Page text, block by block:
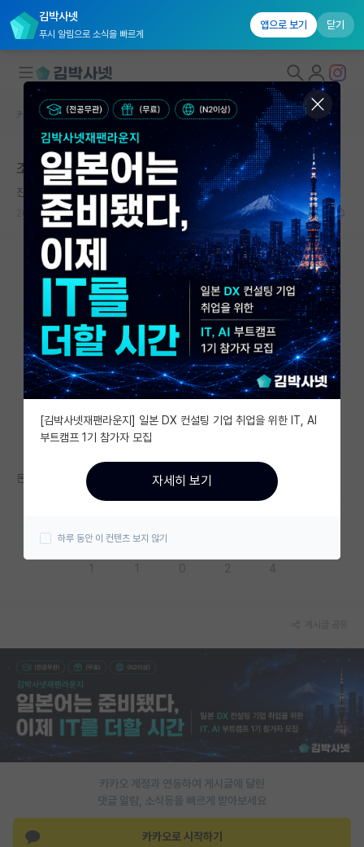
김박사넷
푸시 알림으로 소식을 빠르게
앱으로 보기 닫기
대학원생 모집
국내대학원 정보
연구실&오픈랩
커뮤니티
커뮤니티 홈
전체글보기
베스트 게시판
IF 명예의전당
자유 게시판(아무개랩)
미국 유학 게시판
미국 대학원 합격 후기 게시판
대학원생 모집 게시판
연구실(PI) 홍보 게시판
취업 게시판
임용 후기 게시판
PI 전용 게시판
인문사회 계열 게시판
특수/전문대학원 게시판
커뮤니티 홈 자유 게시판(아무개랩)
조교수 랩은 월급 안주는게 대부분인가요?
진지한 알렉산더 벨
2026.05.08 5 2042
돈 많이받고싶으면 조교수랩은 그냥 거르면되나요?
카카오 계정과 연동하여 게시글에 달린
댓글 알람, 소식등을 빠르게 받아보세요
카카오로 시작하기
[김박사넷재팬라운지] 일본 DX 컨설팅 기업 취업을 위한 IT, AI
부트캠프 1기 참가자 모집
자세히 보기
하루 동안 이 컨텐츠 보지 않기